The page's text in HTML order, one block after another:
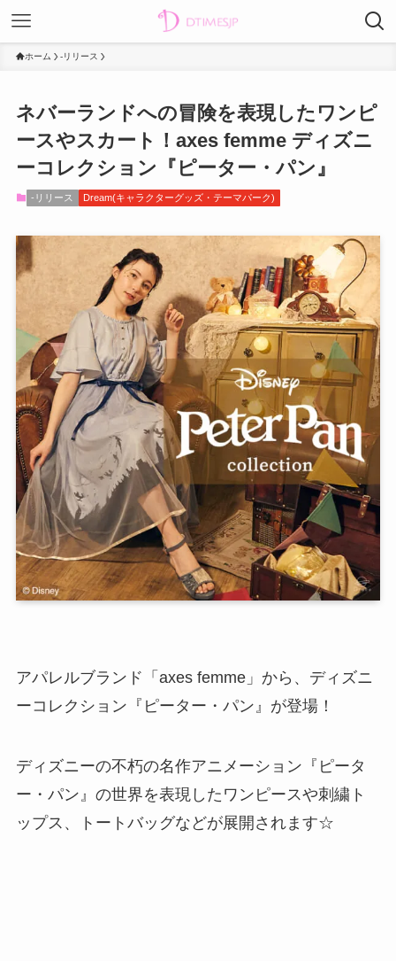
ホーム -リリース
ネバーランドへの冒険を表現したワンピ
ースやスカート！axes femme ディズニ
ーコレクション『ピーター・パン』
-リリース Dream(キャラクターグッズ・テーマパーク)
アパレルブランド「axes femme」から、ディズニ
ーコレクション『ピーター・パン』が登場！
ディズニーの不朽の名作アニメーション『ピータ
ー・パン』の世界を表現したワンピースや刺繍ト
ップス、トートバッグなどが展開されます☆